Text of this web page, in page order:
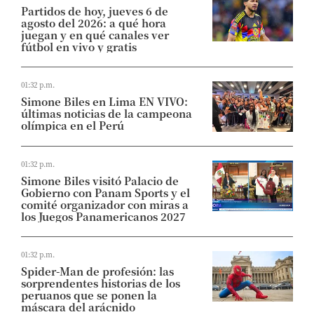
Partidos de hoy, jueves 6 de
agosto del 2026: a qué hora
juegan y en qué canales ver
fútbol en vivo y gratis
01:32 p.m.
Simone Biles en Lima EN VIVO:
últimas noticias de la campeona
olímpica en el Perú
01:32 p.m.
Simone Biles visitó Palacio de
Gobierno con Panam Sports y el
comité organizador con miras a
los Juegos Panamericanos 2027
01:32 p.m.
Spider-Man de profesión: las
sorprendentes historias de los
peruanos que se ponen la
máscara del arácnido